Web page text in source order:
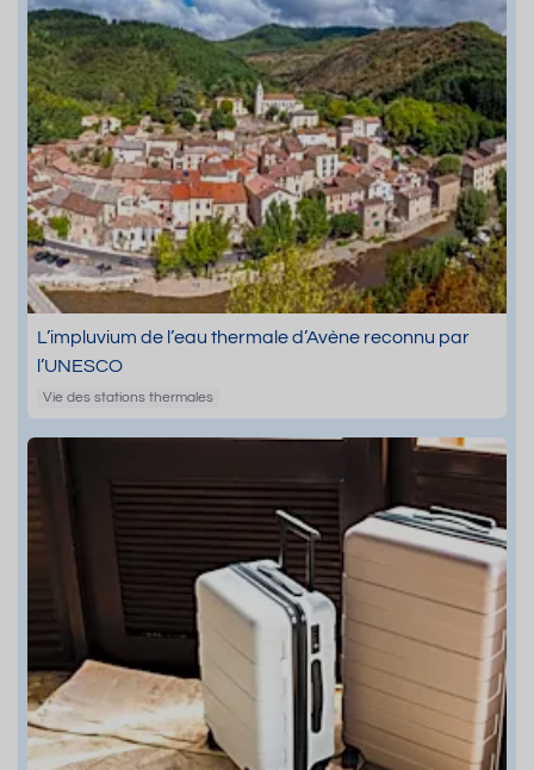
L’impluvium de l’eau thermale d’Avène reconnu par
l’UNESCO
Vie des stations thermales